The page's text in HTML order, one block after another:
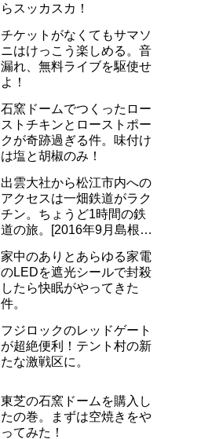
らスッカスカ！
チケットがなくてもサマソ
ニはけっこう楽しめる。音
漏れ、無料ライブを駆使せ
よ！
石窯ドームでつくったロー
ストチキンとローストポー
クが奇跡過ぎる件。味付け
は塩と胡椒のみ！
出雲大社から松江市内への
アクセスは一畑鉄道がラク
チン。ちょうど1時間の鉄
道の旅。[2016年9月島根旅
家中のありとあらゆる家電
のLEDを遮光シールで封殺
したら快眠がやってきた
件。
フジロックのレッドゲート
が超絶便利！テント村の新
たな激戦区に。
東芝の石窯ドームを購入し
たの巻。まずは空焼きをや
ってみた！